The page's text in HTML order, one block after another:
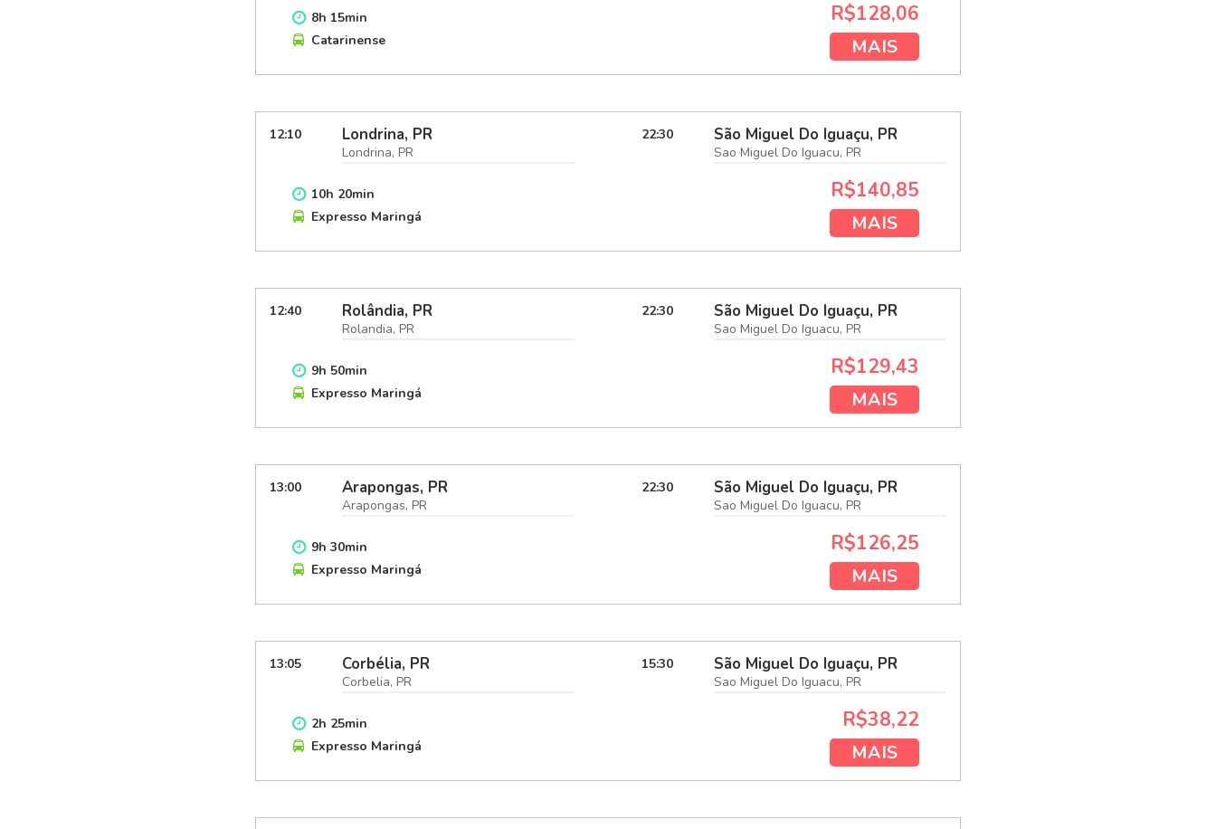
8h 15min
Catarinense
R$128,06
MAIS
12:10 Londrina, PR
Londrina, PR
22:30 São Miguel Do Iguaçu, PR
Sao Miguel Do Iguacu, PR
10h 20min
Expresso Maringá
R$140,85
MAIS
12:40 Rolândia, PR
Rolandia, PR
22:30 São Miguel Do Iguaçu, PR
Sao Miguel Do Iguacu, PR
9h 50min
Expresso Maringá
R$129,43
MAIS
13:00 Arapongas, PR
Arapongas, PR
22:30 São Miguel Do Iguaçu, PR
Sao Miguel Do Iguacu, PR
9h 30min
Expresso Maringá
R$126,25
MAIS
13:05 Corbélia, PR
Corbelia, PR
15:30 São Miguel Do Iguaçu, PR
Sao Miguel Do Iguacu, PR
2h 25min
Expresso Maringá
R$38,22
MAIS